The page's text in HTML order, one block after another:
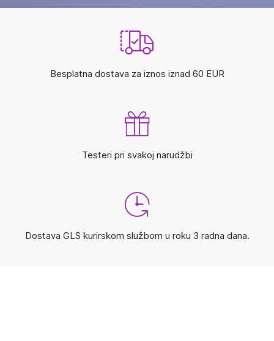
Besplatna dostava za iznos iznad 60 EUR
Testeri pri svakoj narudžbi
Dostava GLS kurirskom službom u roku 3 radna dana.